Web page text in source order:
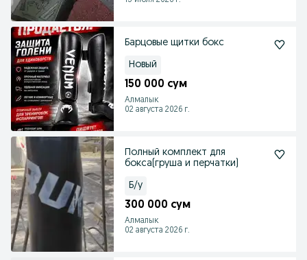
Барцовые щитки бокс
Новый
150 000 сум
Алмалык
02 августа 2026 г.
Полный комплект для
бокса(груша и перчатки)
Б/у
300 000 сум
Алмалык
02 августа 2026 г.